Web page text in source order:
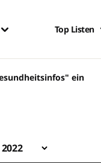
Top Listen
ein